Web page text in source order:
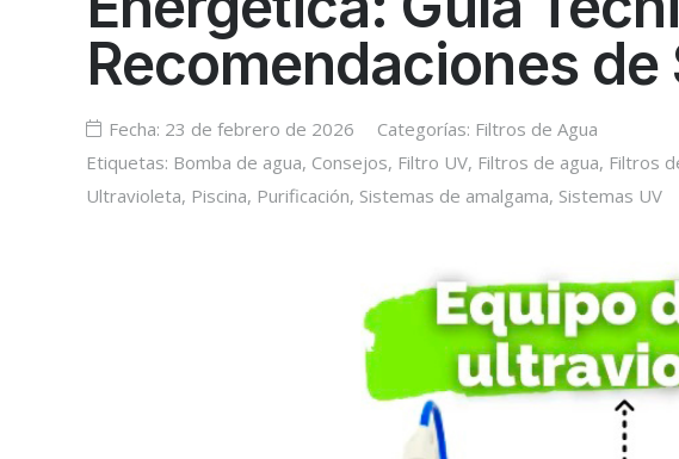
Recomendaciones de
Fecha: 23 de febrero de 2026 Categorías: Filtros de Agua
Etiquetas: Bomba de agua, Consejos, Filtro UV, Filtros de agua, Filtros
Ultravioleta, Piscina, Purificación, Sistemas de amalgama, Sistemas UV